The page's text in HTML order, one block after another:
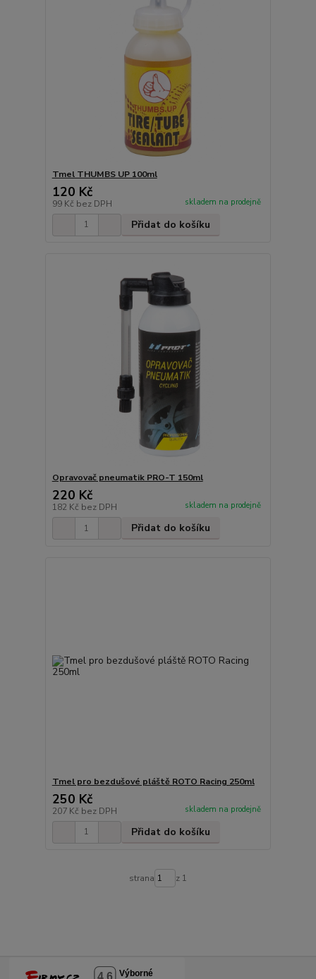
Tmel THUMBS UP 100ml
120 Kč
99 Kč bez DPH skladem na prodejně
Přidat do košíku
Opravovač pneumatik PRO-T 150ml
220 Kč
182 Kč bez DPH skladem na prodejně
Přidat do košíku
Tmel pro bezdušové pláště ROTO Racing 250ml
250 Kč
207 Kč bez DPH skladem na prodejně
Přidat do košíku
strana z 1